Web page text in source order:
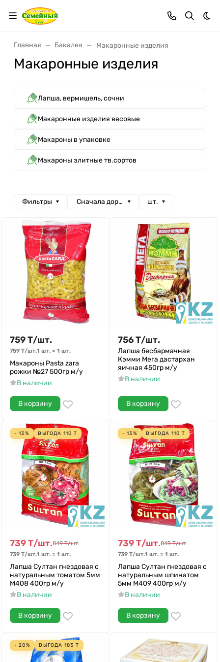
Главная Бакалея Макаронные изделия
Макаронные изделия
Лапша, вермишель, сочни
Макаронные изделия весовые
Макароны в упаковке
Макароны элитные тв.сортов
Фильтры Сначала дорогие шт.
759Т/шт.
759 Т/шт.1 шт. = 1 шт.
Макароны Pasta zara
рожки №27 500гр м/у
В наличии
В корзину
756Т/шт.
Лапша бесбармачная
Кэмми Мега дастархан
яичная 450гр м/у
В наличии
В корзину
- 13% ВЫГОДА 110 Т
739Т/шт.849 Т/шт.
739 Т/шт.1 шт. = 1 шт.
Лапша Султан гнездовая с
натуральным томатом 5мм
М408 400гр м/у
В наличии
В корзину
- 13% ВЫГОДА 110 Т
739Т/шт.849 Т/шт.
739 Т/шт.1 шт. = 1 шт.
Лапша Султан гнездовая с
натуральным шпинатом
5мм М409 400гр м/у
В наличии
В корзину
- 20% ВЫГОДА 183 Т